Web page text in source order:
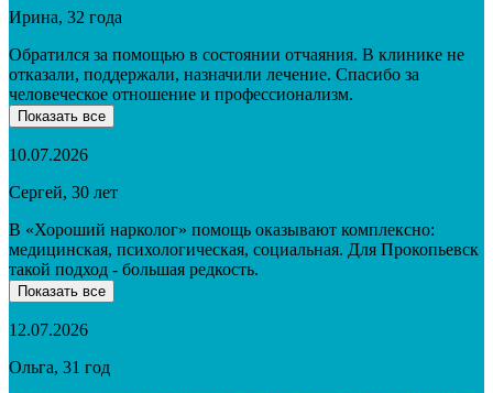
Ирина, 32 года
Обратился за помощью в состоянии отчаяния. В клинике не
отказали, поддержали, назначили лечение. Спасибо за
человеческое отношение и профессионализм.
Показать все
10.07.2026
Сергей, 30 лет
В «Хороший нарколог» помощь оказывают комплексно:
медицинская, психологическая, социальная. Для Прокопьевск
такой подход - большая редкость.
Показать все
12.07.2026
Ольга, 31 год